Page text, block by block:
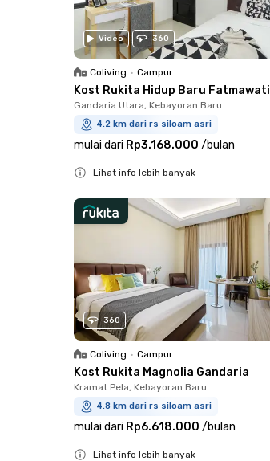
Video 360
Coliving • Campur
Kost Rukita Hidup Baru Fatmawati
Gandaria Utara, Kebayoran Baru
4.2 km dari rs siloam asri
mulai dari Rp3.168.000 /bulan
Lihat info lebih banyak
360
Coliving • Campur
Kost Rukita Magnolia Gandaria
Kramat Pela, Kebayoran Baru
4.8 km dari rs siloam asri
mulai dari Rp6.618.000 /bulan
Lihat info lebih banyak